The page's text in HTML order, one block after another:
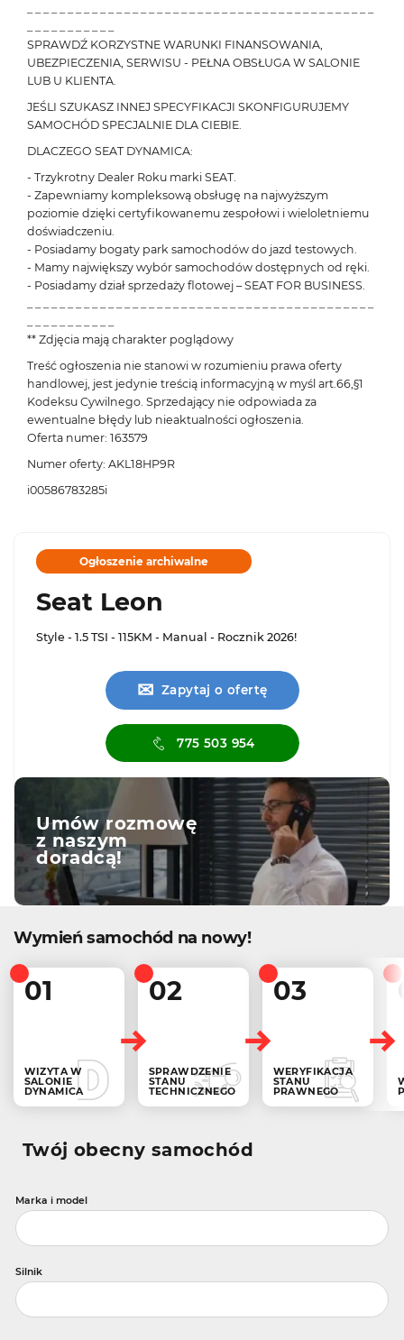
SPRAWDŹ KORZYSTNE WARUNKI FINANSOWANIA,
UBEZPIECZENIA, SERWISU - PEŁNA OBSŁUGA W SALONIE
LUB U KLIENTA.
JEŚLI SZUKASZ INNEJ SPECYFIKACJI SKONFIGURUJEMY
SAMOCHÓD SPECJALNIE DLA CIEBIE.
DLACZEGO SEAT DYNAMICA:
- Trzykrotny Dealer Roku marki SEAT.
- Zapewniamy kompleksową obsługę na najwyższym
poziomie dzięki certyfikowanemu zespołowi i wieloletniemu
doświadczeniu.
- Posiadamy bogaty park samochodów do jazd testowych.
- Mamy największy wybór samochodów dostępnych od ręki.
- Posiadamy dział sprzedaży flotowej – SEAT FOR BUSINESS.
** Zdjęcia mają charakter poglądowy
Treść ogłoszenia nie stanowi w rozumieniu prawa oferty
handlowej, jest jedynie treścią informacyjną w myśl art.66,§1
Kodeksu Cywilnego. Sprzedający nie odpowiada za
ewentualne błędy lub nieaktualności ogłoszenia.
Oferta numer: 163579
Numer oferty: AKL18HP9R
i00586783285i
Ogłoszenie archiwalne
Seat Leon
Style - 1.5 TSI - 115KM - Manual - Rocznik 2026!
✉ Zapytaj o ofertę
775 503 954
Umów rozmowę
z naszym
doradcą!
Wymień samochód na nowy!
01
WIZYTA W
SALONIE
DYNAMICA
02
SPRAWDZENIE
STANU
TECHNICZNEGO
03
WERYFIKACJA
STANU
PRAWNEGO
Twój obecny samochód
Marka i model
Silnik